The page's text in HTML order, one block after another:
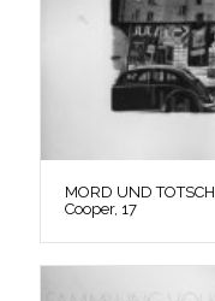
MORD UND
Cooper, 17